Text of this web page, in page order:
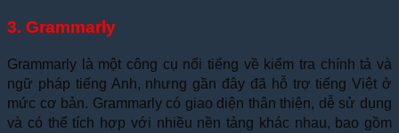
3. Grammarly
Grammarly là một công cụ nổi tiếng về kiểm tra chính tả và
ngữ pháp tiếng Anh, nhưng gần đây đã hỗ trợ tiếng Việt ở
mức cơ bản. Grammarly có giao diện thân thiện, dễ sử dụng
và có thể tích hợp với nhiều nền tảng khác nhau, bao gồm